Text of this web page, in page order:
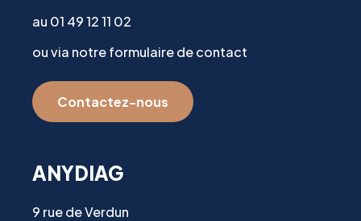
au 01 49 12 11 02
ou via notre formulaire de contact
Contactez-nous
ANYDIAG
9 rue de Verdun